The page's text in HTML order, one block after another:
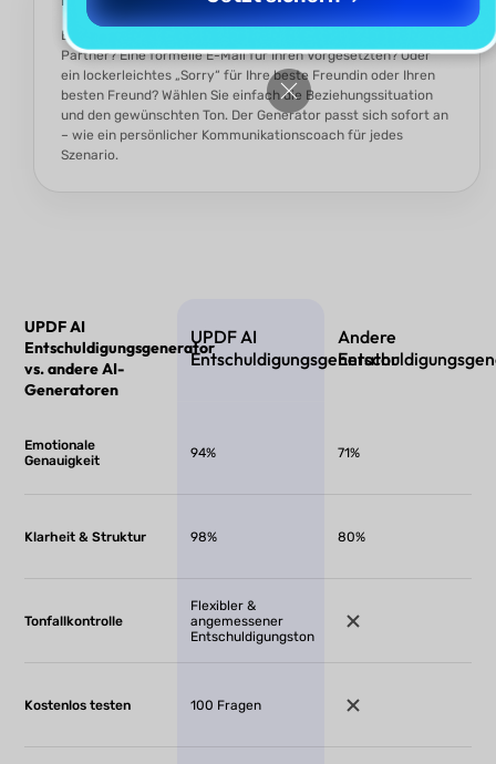
Brauchen Sie eine einfühlsame Entschuldigung für Ihren
Partner? Eine formelle E-Mail für Ihren Vorgesetzten? Oder
ein lockerleichtes „Sorry“ für Ihre beste Freundin oder Ihren
besten Freund? Wählen Sie einfach die Beziehungssituation
und den gewünschten Ton. Der Generator passt sich sofort an
– wie ein persönlicher Kommunikationscoach für jedes
Szenario.
UPDF AI
Entschuldigungsgenerator
vs. andere AI-
Generatoren
UPDF AI
Entschuldigungsgenerator
Andere
Emotionale
Genauigkeit
94% 71%
Klarheit & Struktur 98% 80%
Tonfallkontrolle
Flexibler &
angemessener
Entschuldigungston
Kostenlos testen 100 Fragen